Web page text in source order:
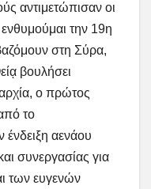
αντιμετώπισαν οι
την 19η
στη Σύρα,
βουλήσει
ο πρώτος
το
αενάου
συνεργασίας για
των ευγενών